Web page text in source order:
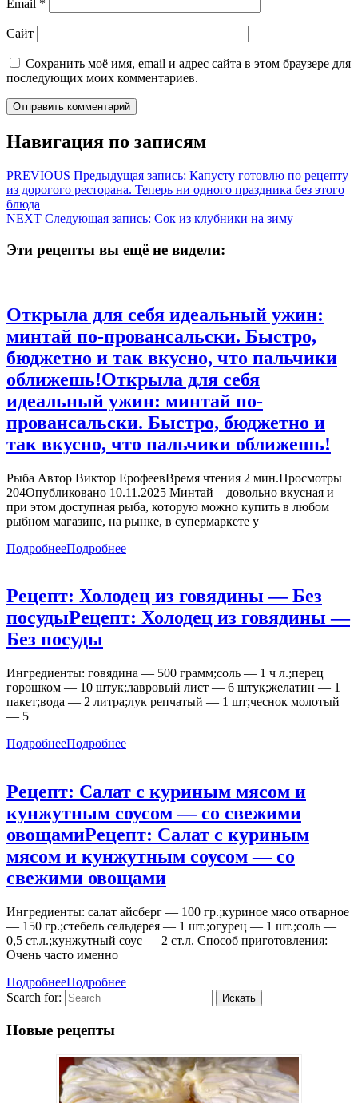
Email *
Сайт
Сохранить моё имя, email и адрес сайта в этом браузере для
последующих моих комментариев.
Навигация по записям
PREVIOUS Предыдущая запись: Капусту готовлю по рецепту
из дорогого ресторана. Теперь ни одного праздника без этого
блюда
NEXT Следующая запись: Сок из клубники на зиму
Эти рецепты вы ещё не видели:
Открыла для себя идеальный ужин:
минтай по-провансальски. Быстро,
бюджетно и так вкусно, что пальчики
оближешь!Открыла для себя
идеальный ужин: минтай по-
провансальски. Быстро, бюджетно и
так вкусно, что пальчики оближешь!
Рыба Автор Виктор ЕрофеевВремя чтения 2 мин.Просмотры
204Опубликовано 10.11.2025 Минтай – довольно вкусная и
при этом доступная рыба, которую можно купить в любом
рыбном магазине, на рынке, в супермаркете у
ПодробнееПодробнее
Рецепт: Холодец из говядины — Без
посудыРецепт: Холодец из говядины —
Без посуды
Ингредиенты: говядина — 500 грамм;соль — 1 ч л.;перец
горошком — 10 штук;лавровый лист — 6 штук;желатин — 1
пакет;вода — 2 литра;лук репчатый — 1 шт;чеснок молотый
— 5
ПодробнееПодробнее
Рецепт: Салат с куриным мясом и
кунжутным соусом — со свежими
овощамиРецепт: Салат с куриным
мясом и кунжутным соусом — со
свежими овощами
Ингредиенты: салат айсберг — 100 гр.;куриное мясо отварное
— 150 гр.;стебель сельдерея — 1 шт.;огурец — 1 шт.;соль —
0,5 ст.л.;кунжутный соус — 2 ст.л. Способ приготовления:
Очень часто именно
ПодробнееПодробнее
Search for:
Новые рецепты